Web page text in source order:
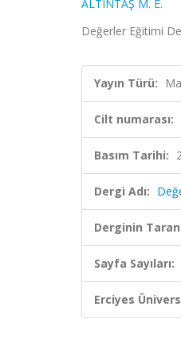
ALTINTAŞ M. E.
Değerler Eğitimi
Yayın Türü:
Cilt numarası:
Basım Tarihi:
Dergi Adı:
Derginin
Sayfa Sayıları:
Erciyes